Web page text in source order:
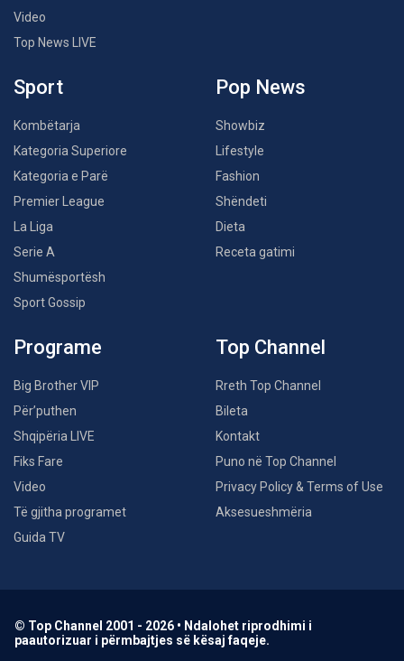
Video
Top News LIVE
Sport
Kombëtarja
Kategoria Superiore
Kategoria e Parë
Premier League
La Liga
Serie A
Shumësportësh
Sport Gossip
Pop News
Showbiz
Lifestyle
Fashion
Shëndeti
Dieta
Receta gatimi
Programe
Big Brother VIP
Për’puthen
Shqipëria LIVE
Fiks Fare
Video
Të gjitha programet
Guida TV
Top Channel
Rreth Top Channel
Bileta
Kontakt
Puno në Top Channel
Privacy Policy & Terms of Use
Aksesueshmëria
© Top Channel 2001 - 2026 • Ndalohet riprodhimi i
paautorizuar i përmbajtjes së kësaj faqeje.